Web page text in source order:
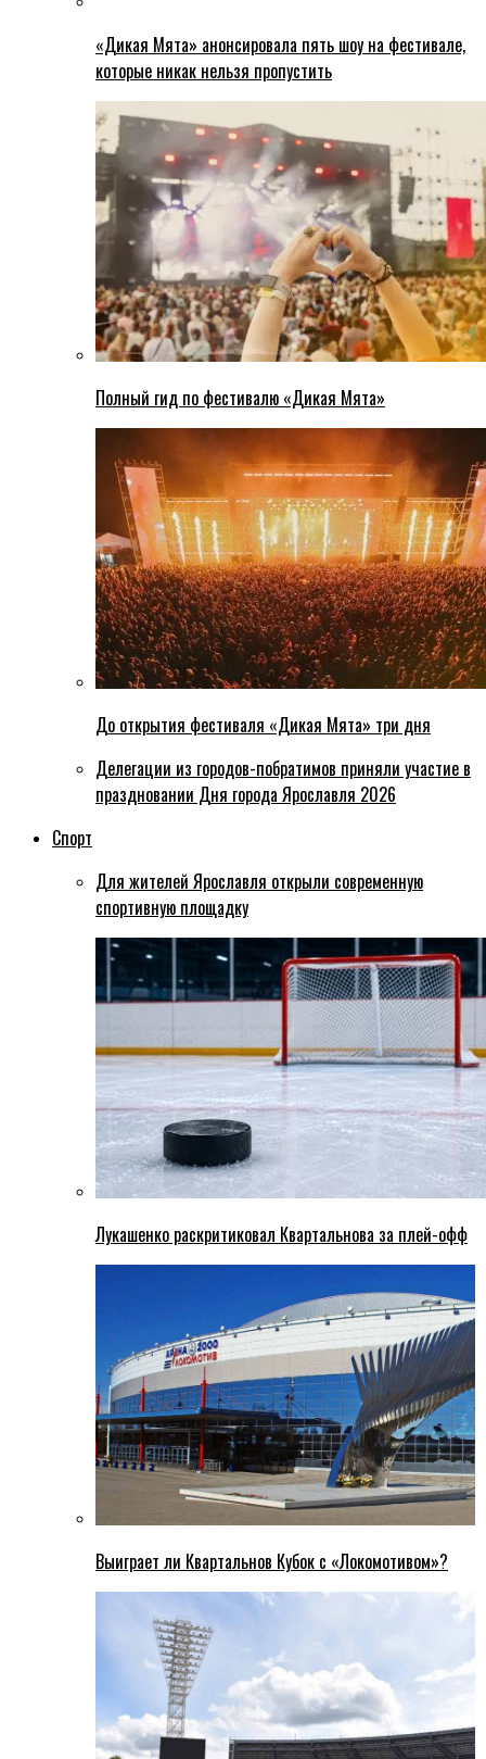
«Дикая Мята» анонсировала пять шоу на фестивале,
которые никак нельзя пропустить
Полный гид по фестивалю «Дикая Мята»
До открытия фестиваля «Дикая Мята» три дня
Делегации из городов-побратимов приняли участие в
праздновании Дня города Ярославля 2026
Спорт
Для жителей Ярославля открыли современную
спортивную площадку
Лукашенко раскритиковал Квартальнова за плей-офф
Выиграет ли Квартальнов Кубок с «Локомотивом»?